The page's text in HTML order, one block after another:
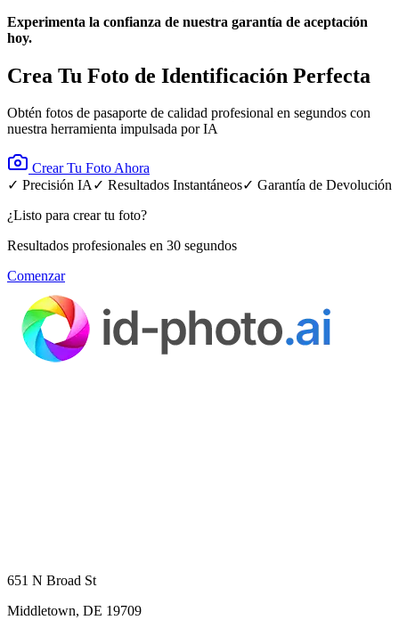
Experimenta la confianza de nuestra garantía de aceptación
hoy.
Crea Tu Foto de Identificación Perfecta
Obtén fotos de pasaporte de calidad profesional en segundos con
nuestra herramienta impulsada por IA
Crear Tu Foto Ahora
✓ Precisión IA✓ Resultados Instantáneos✓ Garantía de Devolución
¿Listo para crear tu foto?
Resultados profesionales en 30 segundos
Comenzar
651 N Broad St
Middletown, DE 19709